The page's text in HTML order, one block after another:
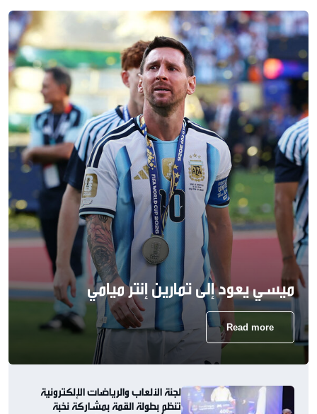
ميسي يعود إلى تمارين إنتر ميامي
Read more
لجنة الألعاب والرياضات الإلكترونية
تنظم بطولة القمة بمشاركة نخبة